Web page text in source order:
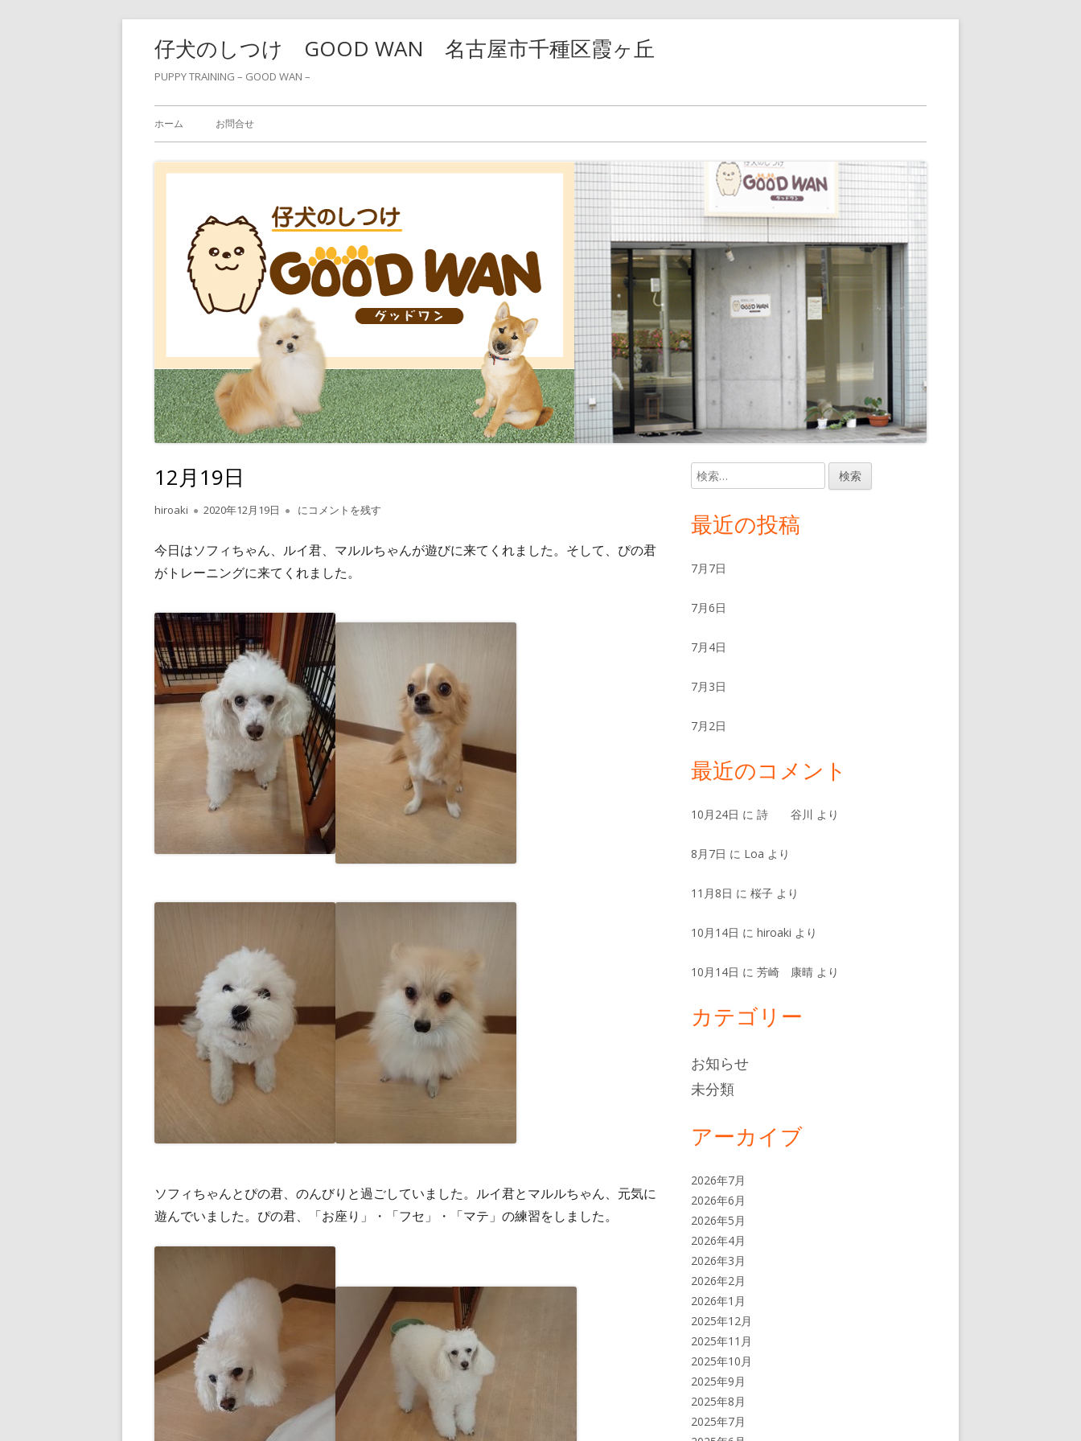
仔犬のしつけ GOOD WAN 名古屋市千種区霞ヶ丘
PUPPY TRAINING – GOOD WAN –
メ
イ
ホーム お問合せ
12月19日
作
者
hiroaki
公
日
2020年12月19日 12月19日
にコメントを残す
今日はソフィちゃん、ルイ君、マルルちゃんが遊びに来てくれました。そして、ぴの君
がトレーニングに来てくれました。
ソフィちゃんとぴの君、のんびりと過ごしていました。ルイ君とマルルちゃん、元気に
遊んでいました。ぴの君、「お座り」・「フセ」・「マテ」の練習をしました。
メ
イ
サ
イ
ド
バ
ー
検
索:
最近の投稿
7月7日
7月6日
7月4日
7月3日
7月2日
最近のコメント
10月24日 に詩 谷川 より
8月7日 に Loa より
11月8日 に桜子 より
10月14日 にhiroaki より
10月14日 に芳崎 康晴 より
カテゴリー
お知らせ
未分類
アーカイブ
2026年7月
2026年6月
2026年5月
2026年4月
2026年3月
2026年2月
2026年1月
2025年12月
2025年11月
2025年10月
2025年9月
2025年8月
2025年7月